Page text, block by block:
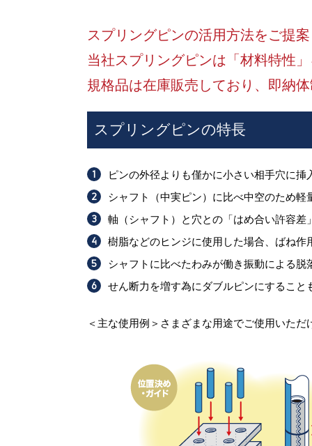
スプリングピンの活用方法をご提
当社スプリングピンは「材料特性
規格品は在庫販売しており、即納
スプリングピンの特長
ピンの外径よりも僅かに小さい相手穴に
シャフト（中実ピン）に比べ中空のため軽
軸（シャフト）と穴との「はめ合い許容
樹脂などのヒンジに使用した場合、ばね
シャフトに比べたわみが働き振動による脱
せん断力を増す為にダブルピンにすること
＜主な使用例＞さまざまな用途でご使用いただ